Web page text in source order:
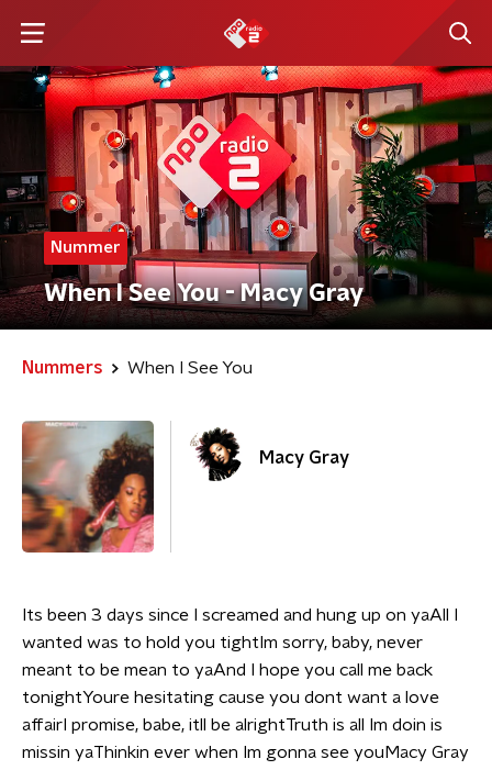
Nummer
When I See You - Macy Gray
Nummers When I See You
Macy Gray
Its been 3 days since I screamed and hung up on yaAll I
wanted was to hold you tightIm sorry, baby, never
meant to be mean to yaAnd I hope you call me back
tonightYoure hesitating cause you dont want a love
affairI promise, babe, itll be alrightTruth is all Im doin is
missin yaThinkin ever when Im gonna see youMacy Gray